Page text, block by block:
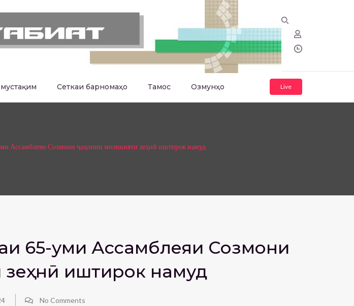
Сеткаи барномаҳо Тамос Озмунҳо Live
Ассамблеяи Созмони ҷаҳонии моликияти зеҳнӣ иштирок намуд
65-уми Ассамблеяи Созмони
иштирок намуд
No Comments